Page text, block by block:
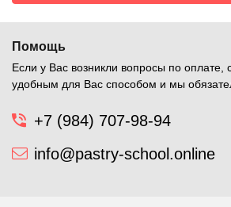
Помощь
Если у Вас возникли вопросы по
удобным для Вас способом и мы
+7 (984) 707-98-94
info@pastry-school.online